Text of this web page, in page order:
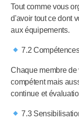
Tout comme vous
d'avoir tout ce dont
aux équipements.
7.2
Chaque membre de
compétent mais
continue et
7.3